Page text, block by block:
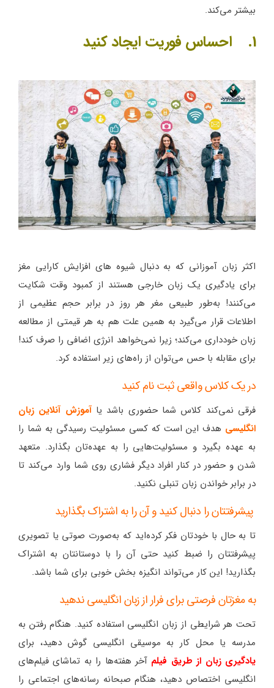
بیشتر می‌کند.
1. احساس فوریت ایجاد کنید
اکثر زبان آموزانی که به دنبال شیوه های افزایش کارایی مغز
برای یادگیری یک زبان خارجی هستند از کمبود وقت شکایت
می‌کنند! به‌طور طبیعی مغر هر روز در برابر حجم عظیمی از
اطلاعات قرار می‌گیرد به همین علت هم به هر قیمتی از مطالعه
زبان خودداری می‌کند؛ زیرا نمی‌خواهد انرژی اضافی را صرف کند!
برای مقابله با حس می‌توان از راه‌های زیر استفاده کرد.
در یک کلاس واقعی ثبت نام کنید
فرقی نمی‌کند کلاس شما حضوری باشد یاآموزش آنلاین زبان
انگلیسی هدف این است که کسی مسئولیت رسیدگی به شما را
به عهده بگیرد و مسئولیت‌هایی را به عهده‌تان بگذارد. متعهد
شدن و حضور در کنار افراد دیگر فشاری روی شما وارد می‌کند تا
در برابر خواندن زبان تنبلی نکنید.
پیشرفتتان را دنبال کنید و آن را به اشتراک بگذارید
تا به حال با خودتان فکر کرده‌اید که به‌صورت صوتی یا تصویری
پیشرفتتان را ضبط کنید حتی آن را با دوستانتان به اشتراک
بگذارید! این کار می‌تواند انگیزه بخش خوبی برای شما باشد.
به مغزتان فرصتی برای فرار از زبان انگلیسی ندهید
تحت هر شرایطی از زبان انگلیسی استفاده کنید. هنگام رفتن به
مدرسه یا محل کار به موسیقی انگلیسی گوش دهید، برای
یادگیری زبان از طریق فیلم آخر هفته‌ها را به تماشای فیلم‌های
انگلیسی اختصاص دهید، هنگام صبحانه رسانه‌های اجتماعی را